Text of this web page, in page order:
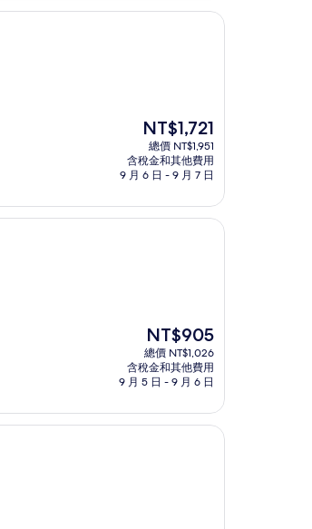
現
在
價
格
NT$1,721
NT$1,721
總價 NT$1,951
含稅金和其他費用
9 月 6 日 - 9 月 7 日
現
在
價
格
NT$905
NT$905
總價 NT$1,026
含稅金和其他費用
9 月 5 日 - 9 月 6 日